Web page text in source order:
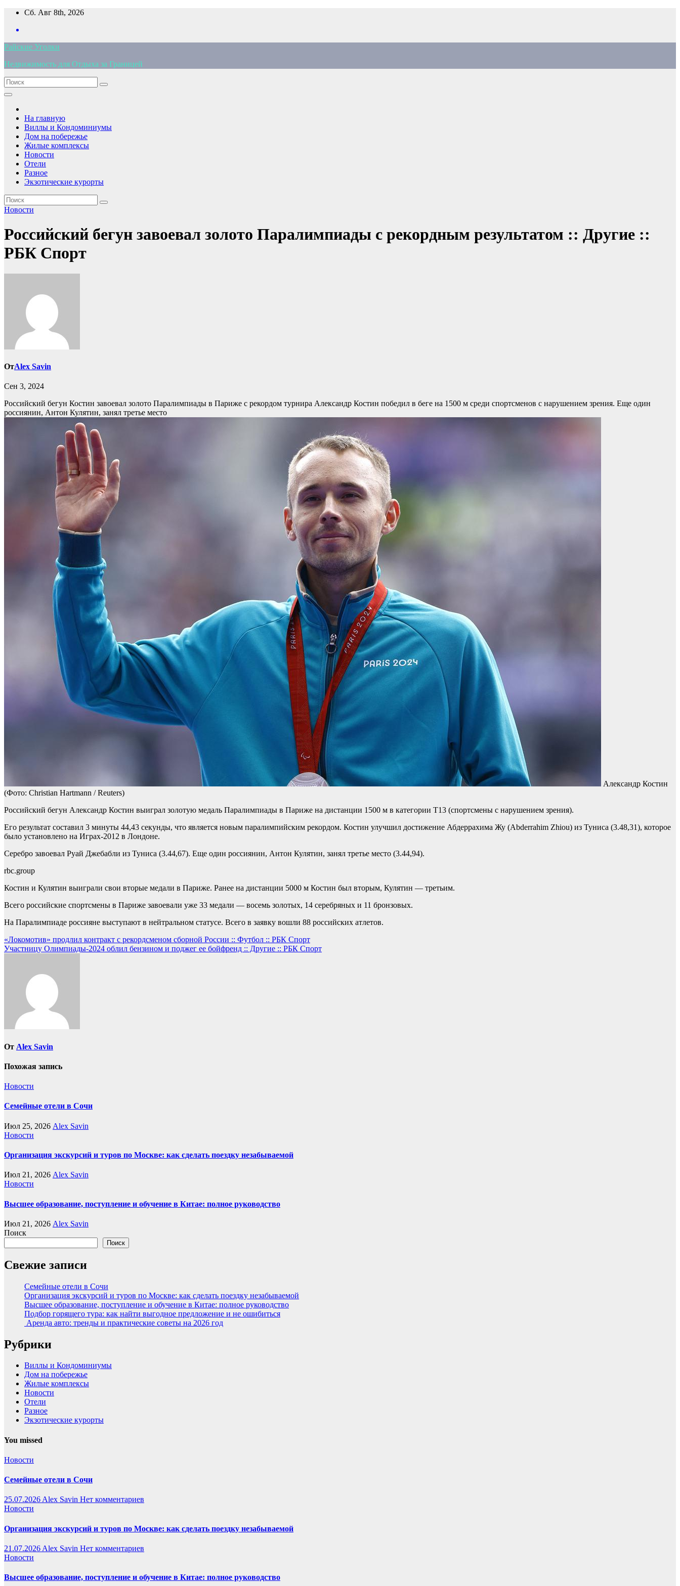
Перейти
содержимому
Сб. Авг 8th, 2026
Райские Уголки
Недвижимость для Отдыха за Границей
На главную
Виллы и Кондоминиумы
Дом на побережье
Жилые комплексы
Новости
Отели
Разное
Экзотические курорты
Новости
Российский бегун завоевал золото Паралимпиады с рекордным результатом :: Другие ::
РБК Спорт
ОтAlex Savin
Сен 3, 2024
Российский бегун Костин завоевал золото Паралимпиады в Париже с рекордом турнира Александр Костин победил в беге на 1500 м среди спортсменов с нарушением зрения. Еще один
россиянин, Антон Кулятин, занял третье место
Александр Костин
(Фото: Christian Hartmann / Reuters)
Российский бегун Александр Костин выиграл золотую медаль Паралимпиады в Париже на дистанции 1500 м в категории T13 (спортсмены с нарушением зрения).
Его результат составил 3 минуты 44,43 секунды, что является новым паралимпийским рекордом. Костин улучшил достижение Абдеррахима Жу (Abderrahim Zhiou) из Туниса (3.48,31), которое
было установлено на Играх-2012 в Лондоне.
Серебро завоевал Руай Джебабли из Туниса (3.44,67). Еще один россиянин, Антон Кулятин, занял третье место (3.44,94).
rbc.group
Костин и Кулятин выиграли свои вторые медали в Париже. Ранее на дистанции 5000 м Костин был вторым, Кулятин — третьим.
Всего российские спортсмены в Париже завоевали уже 33 медали — восемь золотых, 14 серебряных и 11 бронзовых.
На Паралимпиаде россияне выступают в нейтральном статусе. Всего в заявку вошли 88 российских атлетов.
Навигация
по
«Локомотив» продлил контракт с рекордсменом сборной России :: Футбол :: РБК Спорт
Участницу Олимпиады-2024 облил бензином и поджег ее бойфренд :: Другие :: РБК Спорт
От Alex Savin
Похожая запись
Новости
Семейные отели в Сочи
Июл 25, 2026 Alex Savin
Новости
Организация экскурсий и туров по Москве: как сделать поездку незабываемой
Июл 21, 2026 Alex Savin
Новости
Высшее образование, поступление и обучение в Китае: полное руководство
Июл 21, 2026 Alex Savin
Поиск
Поиск
Свежие записи
Семейные отели в Сочи
Организация экскурсий и туров по Москве: как сделать поездку незабываемой
Высшее образование, поступление и обучение в Китае: полное руководство
Подбор горящего тура: как найти выгодное предложение и не ошибиться
Аренда авто: тренды и практические советы на 2026 год
Рубрики
Виллы и Кондоминиумы
Дом на побережье
Жилые комплексы
Новости
Отели
Разное
Экзотические курорты
You missed
Новости
Семейные отели в Сочи
25.07.2026Alex Savin Нет комментариев
Новости
Организация экскурсий и туров по Москве: как сделать поездку незабываемой
21.07.2026 Alex Savin Нет комментариев
Новости
Высшее образование, поступление и обучение в Китае: полное руководство